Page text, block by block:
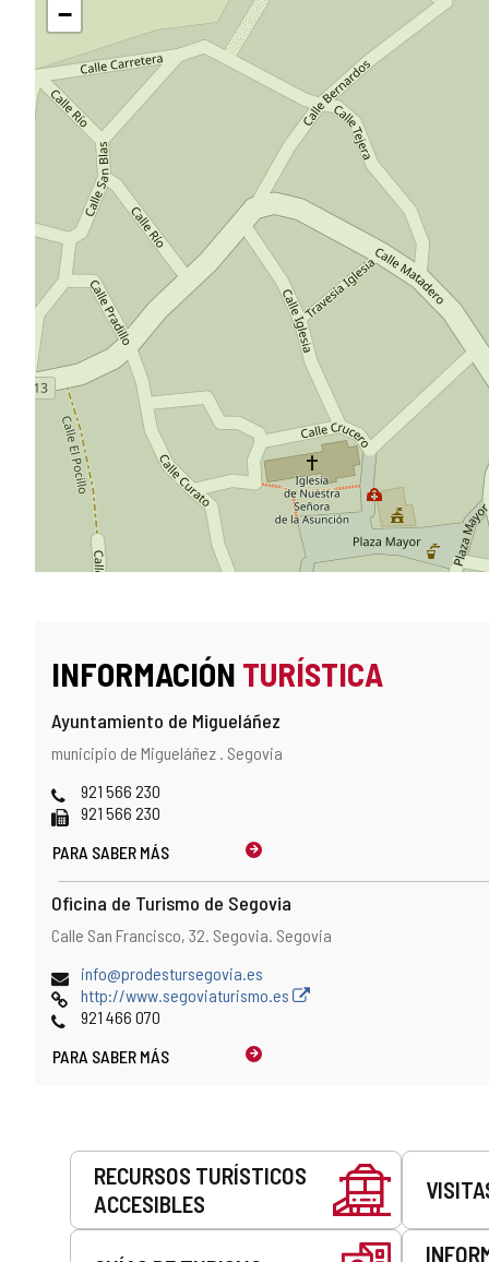
−
INFORMACIÓN TURÍSTICA
Ayuntamiento de Migueláñez
Dirección
Dirección
municipio de Migueláñez . Segovia
Teléfonos
921 566 230
Fax 921 566 230
PARA SABER MÁS
Oficina de Turismo de Segovia
Dirección
Dirección
Calle San Francisco, 32. Segovia. Segovia
Dirección
de
correo
info@prodestursegovia.es
Página
Web
http://www.segoviaturismo.es
Teléfonos
921 466 070
PARA SABER MÁS
Servicios
RECURSOS TURÍSTICOS
ACCESIBLES